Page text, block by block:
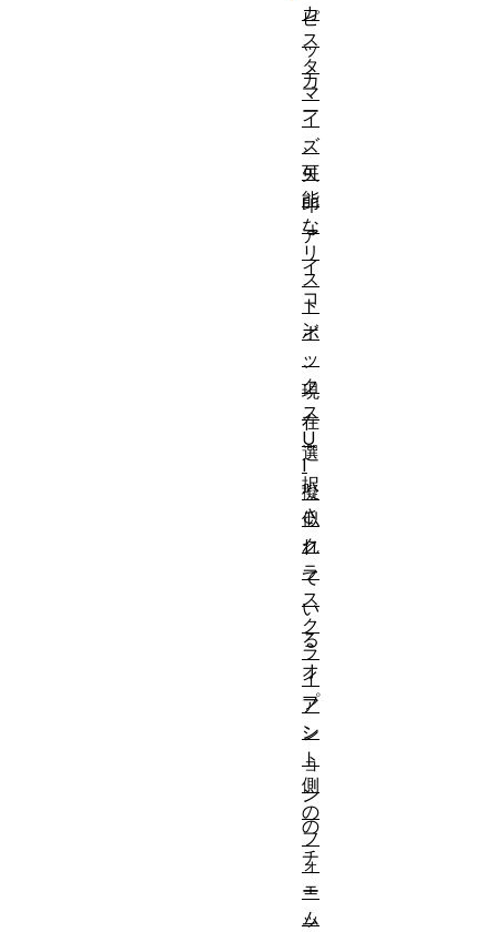
ピ
ッ
カ
ー
、
矢
印
ア
イ
コ
ン
、
現
在
選
択
さ
れ
て
い
る
オ
プ
シ
ョ
ン
の
チ
ェ
ッ
カ
ス
タ
マ
イ
ズ
可
能
な
リ
ス
ト
ボ
ッ
ク
ス
U
I
擬
似
ク
ラ
ス
ク
ラ
イ
ア
ン
ト
側
の
フ
ォ
ー
ム